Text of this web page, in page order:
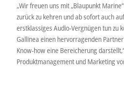
„Wir freuen uns mit „Blaupunkt
zurück zu kehren und ab sofort auch
erstklassiges Audio-Vergnügen tun zu
Gallinea einen hervorragenden
Know-how eine Bereicherung
Produktmanagement und Marketing